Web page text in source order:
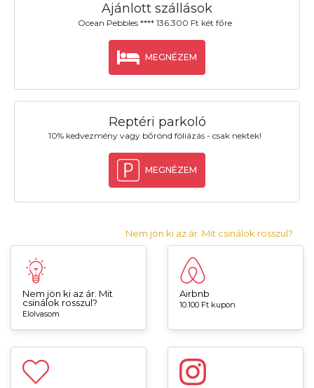
Ajánlott szállások
Ocean Pebbles **** 136.300 Ft két főre
MEGNÉZEM
Reptéri parkoló
10% kedvezmény vagy bőrönd fóliázás - csak nektek!
MEGNÉZEM
Nem jön ki az ár. Mit csinálok rosszul?
Nem jön ki az ár. Mit
csinálok rosszul?
Elolvasom
Airbnb
10.100 Ft kupon